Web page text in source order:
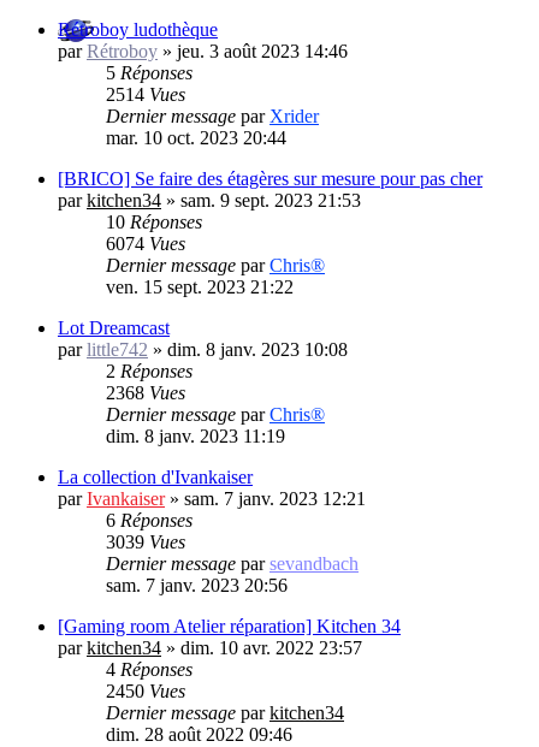
Rétroboy ludothèque
parRétroboy » jeu. 3 août 2023 14:46
5 Réponses
2514 Vues
Dernier message par Xrider
mar. 10 oct. 2023 20:44
[BRICO] Se faire des étagères sur mesure pour pas cher
parkitchen34 » sam. 9 sept. 2023 21:53
10 Réponses
6074 Vues
Dernier message parChris®
ven. 15 sept. 2023 21:22
Lot Dreamcast
parlittle742 » dim. 8 janv. 2023 10:08
2 Réponses
2368 Vues
Dernier message parChris®
dim. 8 janv. 2023 11:19
La collection d'Ivankaiser
parIvankaiser» sam. 7 janv. 2023 12:21
6 Réponses
3039 Vues
Dernier message parsevandbach
sam. 7 janv. 2023 20:56
[Gaming room Atelier réparation] Kitchen 34
parkitchen34 » dim. 10 avr. 2022 23:57
4 Réponses
2450 Vues
Dernier message parkitchen34
dim. 28 août 2022 09:46